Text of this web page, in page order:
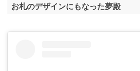
お札のデザインにもなった夢殿